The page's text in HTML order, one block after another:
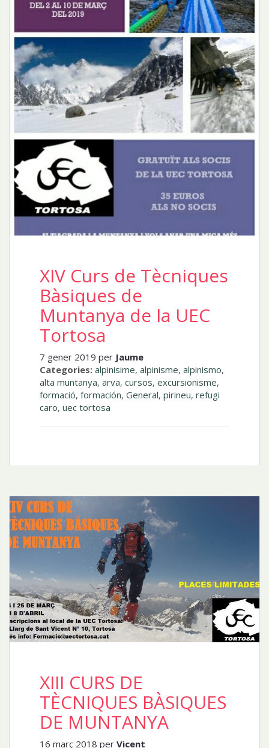
XIV Curs de Tècniques
Bàsiques de
Muntanya de la UEC
Tortosa
7 gener 2019 per Jaume
Categories: alpinisime, alpinisme, alpinismo,
alta muntanya, arva, cursos, excursionisme,
formació, formación, General, pirineu, refugi
caro, uec tortosa
XIII CURS DE
TÈCNIQUES BÀSIQUES
DE MUNTANYA
16 març 2018 per Vicent